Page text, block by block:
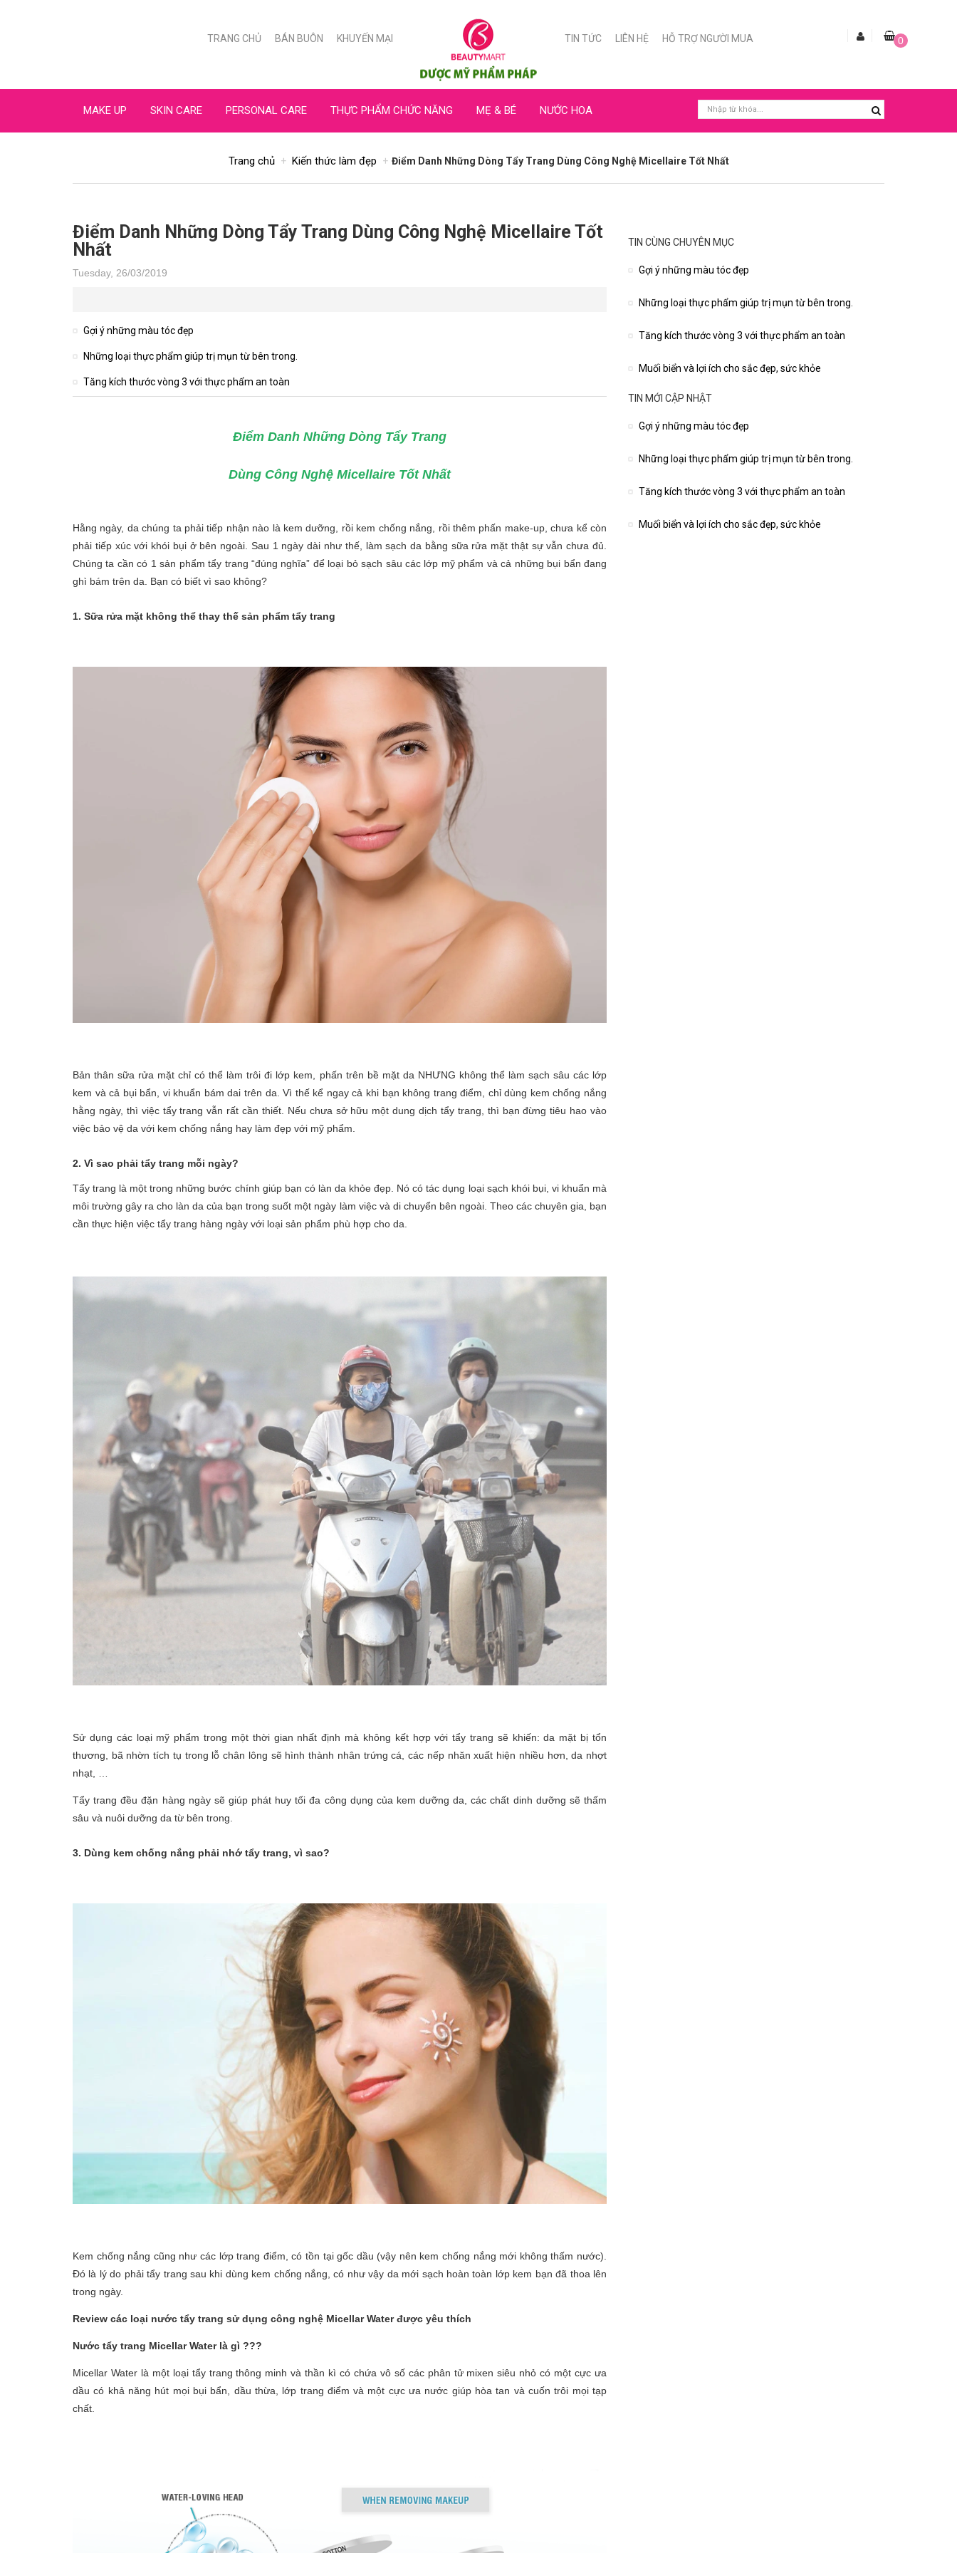
TRANG CHỦ BÁN BUÔN KHUYẾN MẠI TIN TỨC LIÊN HỆ HỖ TRỢ NGƯỜI MUA 0
MAKE UP SKIN CARE PERSONAL CARE THỰC PHẨM CHỨC NĂNG MẸ & BÉ NƯỚC HOA
Trang chủ Kiến thức làm đẹp Điểm Danh Những Dòng Tẩy Trang Dùng Công Nghệ Micellaire Tốt Nhất
Điểm Danh Những Dòng Tẩy Trang Dùng Công Nghệ Micellaire Tốt
Nhất
Tuesday, 26/03/2019
Gợi ý những màu tóc đẹp
Những loại thực phẩm giúp trị mụn từ bên trong.
Tăng kích thước vòng 3 với thực phẩm an toàn
Điểm Danh Những Dòng Tẩy Trang
Dùng Công Nghệ Micellaire Tốt Nhất
Hằng ngày, da chúng ta phải tiếp nhận nào là kem dưỡng, rồi kem chống nắng, rồi thêm phấn make-up, chưa kể còn
phải tiếp xúc với khói bụi ở bên ngoài. Sau 1 ngày dài như thế, làm sạch da bằng sữa rửa mặt thật sự vẫn chưa đủ.
Chúng ta cần có 1 sản phẩm tẩy trang “đúng nghĩa” để loại bỏ sạch sâu các lớp mỹ phẩm và cả những bụi bẩn đang
ghì bám trên da. Bạn có biết vì sao không?
1. Sữa rửa mặt không thể thay thế sản phẩm tẩy trang
Bản thân sữa rửa mặt chỉ có thể làm trôi đi lớp kem, phấn trên bề mặt da NHƯNG không thể làm sạch sâu các lớp
kem và cả bụi bẩn, vi khuẩn bám dai trên da. Vì thế kể ngay cả khi bạn không trang điểm, chỉ dùng kem chống nắng
hằng ngày, thì việc tẩy trang vẫn rất cần thiết. Nếu chưa sở hữu một dung dịch tẩy trang, thì bạn đừng tiêu hao vào
việc bảo vệ da với kem chống nắng hay làm đẹp với mỹ phẩm.
2. Vì sao phải tẩy trang mỗi ngày?
Tẩy trang là một trong những bước chính giúp bạn có làn da khỏe đẹp. Nó có tác dụng loại sạch khói bụi, vi khuẩn mà
môi trường gây ra cho làn da của bạn trong suốt một ngày làm việc và di chuyển bên ngoài. Theo các chuyên gia, bạn
cần thực hiện việc tẩy trang hàng ngày với loại sản phẩm phù hợp cho da.
Sử dụng các loại mỹ phẩm trong một thời gian nhất định mà không kết hợp với tẩy trang sẽ khiến: da mặt bị tổn
thương, bã nhờn tích tụ trong lỗ chân lông sẽ hình thành nhân trứng cá, các nếp nhăn xuất hiện nhiều hơn, da nhợt
nhạt, …
Tẩy trang đều đặn hàng ngày sẽ giúp phát huy tối đa công dụng của kem dưỡng da, các chất dinh dưỡng sẽ thấm
sâu và nuôi dưỡng da từ bên trong.
3. Dùng kem chống nắng phải nhớ tẩy trang, vì sao?
Kem chống nắng cũng như các lớp trang điểm, có tồn tại gốc dầu (vậy nên kem chống nắng mới không thấm nước).
Đó là lý do phải tẩy trang sau khi dùng kem chống nắng, có như vậy da mới sạch hoàn toàn lớp kem bạn đã thoa lên
trong ngày.
Review các loại nước tẩy trang sử dụng công nghệ Micellar Water được yêu thích
Nước tẩy trang Micellar Water là gì ???
Micellar Water là một loại tẩy trang thông minh và thần kì có chứa vô số các phân tử mixen siêu nhỏ có một cực ưa
dầu có khả năng hút mọi bụi bẩn, dầu thừa, lớp trang điểm và một cực ưa nước giúp hòa tan và cuốn trôi mọi tạp
chất.
TIN CÙNG CHUYÊN MỤC
Gợi ý những màu tóc đẹp
Những loại thực phẩm giúp trị mụn từ bên trong.
Tăng kích thước vòng 3 với thực phẩm an toàn
Muối biển và lợi ích cho sắc đẹp, sức khỏe
TIN MỚI CẬP NHẬT
Gợi ý những màu tóc đẹp
Những loại thực phẩm giúp trị mụn từ bên trong.
Tăng kích thước vòng 3 với thực phẩm an toàn
Muối biển và lợi ích cho sắc đẹp, sức khỏe